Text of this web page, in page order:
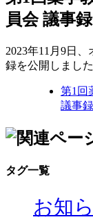
員会 議事録
2023年11月9日
録を公開しました
第1回
議事
タグ一覧
お知